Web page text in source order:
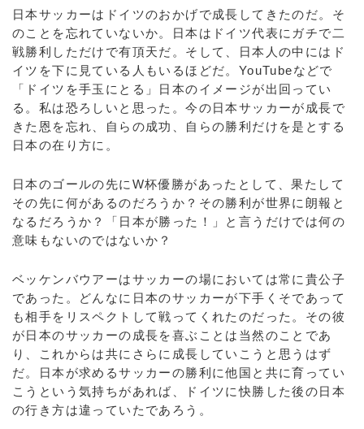
日本サッカーはドイツのおかげで成長してきたのだ。そ
のことを忘れていないか。日本はドイツ代表にガチで二
戦勝利しただけで有頂天だ。そして、日本人の中にはド
イツを下に見ている人もいるほどだ。YouTubeなどで
「ドイツを手玉にとる」日本のイメージが出回ってい
る。私は恐ろしいと思った。今の日本サッカーが成長で
きた恩を忘れ、自らの成功、自らの勝利だけを是とする
日本の在り方に。
日本のゴールの先にW杯優勝があったとして、果たして
その先に何があるのだろうか？その勝利が世界に朗報と
なるだろうか？「日本が勝った！」と言うだけでは何の
意味もないのではないか？
ベッケンバウアーはサッカーの場においては常に貴公子
であった。どんなに日本のサッカーが下手くそであって
も相手をリスペクトして戦ってくれたのだった。その彼
が日本のサッカーの成長を喜ぶことは当然のことであ
り、これからは共にさらに成長していこうと思うはず
だ。日本が求めるサッカーの勝利に他国と共に育ってい
こうという気持ちがあれば、ドイツに快勝した後の日本
の行き方は違っていたであろう。